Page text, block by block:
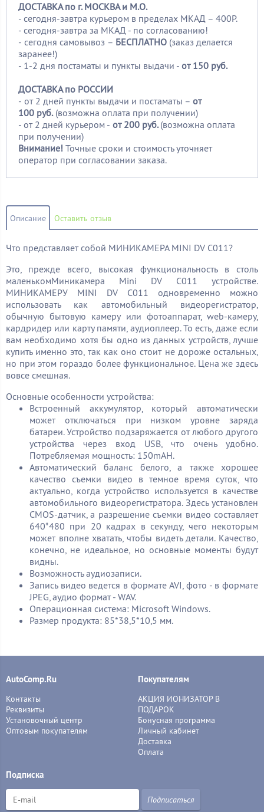
ДОСТАВКА по г. МОСКВА и М.О.
- сегодня-завтра курьером в пределах МКАД – 400Р.
- сегодня-завтра за МКАД - по согласованию!
- сегодня самовывоз – БЕСПЛАТНО (заказ делается
заранее!)
- 1-2 дня постаматы и пункты выдачи - от 150 руб.
ДОСТАВКА по РОССИИ
- от 2 дней пункты выдачи и постаматы – от
100 руб. (возможна оплата при получении)
- от 2 дней курьером - от 200 руб.(возможна оплата
при получении)
Внимание! Точные сроки и стоимость уточняет
оператор при согласовании заказа.
Описание Оставить отзыв
Что представляет собой МИНИКАМЕРА MINI DV C011?
Это, прежде всего, высокая функциональность в столь
маленькомМиникамера Mini DV C011 устройстве.
МИНИКАМЕРУ MINI DV C011 одновременно можно
использовать как автомобильный видеорегистратор,
обычную бытовую камеру или фотоаппарат, web-камеру,
кардридер или карту памяти, аудиоплеер. То есть, даже если
вам необходимо хотя бы одно из данных устройств, лучше
купить именно это, так как оно стоит не дороже остальных,
но при этом гораздо более функциональное. Цена же здесь
вовсе смешная.
Основные особенности устройства:
Встроенный аккумулятор, который автоматически
может отключаться при низком уровне заряда
батареи. Устройство подзаряжается от любого другого
устройства через вход USB, что очень удобно.
Потребляемая мощность: 150mAH.
Автоматический баланс белого, а также хорошее
качество съемки видео в темное время суток, что
актуально, когда устройство используется в качестве
автомобильного видеорегистратора. Здесь установлен
CMOS-датчик, а разрешение съемки видео составляет
640*480 при 20 кадрах в секунду, чего некоторым
может вполне хватать, чтобы видеть детали. Качество,
конечно, не идеальное, но основные моменты будут
видны.
Возможность аудиозаписи.
Запись видео ведется в формате AVI, фото - в формате
JPEG, аудио формат - WAV.
Операционная система: Microsoft Windows.
Размер продукта: 85*38,5*10,5 мм.
AutoComp.Ru
Контакты
Реквизиты
Установочный центр
Оптовым покупателям
Покупателям
АКЦИЯ ИОНИЗАТОР В
ПОДАРОК
Бонусная программа
Личный кабинет
Доставка
Оплата
Подписка
Подписаться